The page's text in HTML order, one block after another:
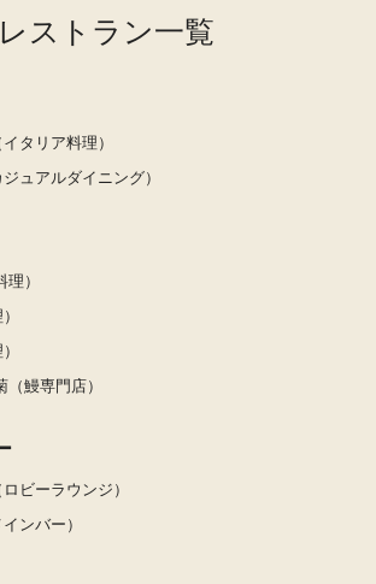
レストラン一覧
タリア料理）
ュアルダイニング）
）
鰻専門店）
ビーラウンジ）
ンバー）